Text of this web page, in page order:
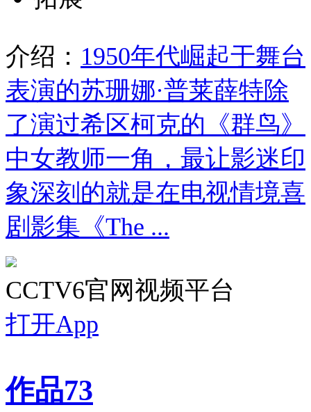
介绍： 1950年代崛起于舞台
表演的苏珊娜·普莱薛特除
了演过希区柯克的《群鸟》
中女教师一角，最让影迷印
象深刻的就是在电视情境喜
剧影集《The ...
CCTV6官网视频平台
打开App
作品73